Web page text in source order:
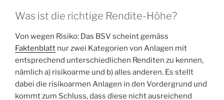
Was ist die richtige Rendite-Höhe?
Von wegen Risiko: Das BSV scheint gemäss
Faktenblatt nur zwei Kategorien von Anlagen mit
entsprechend unterschiedlichen Renditen zu kennen,
nämlich a) risikoarme und b) alles anderen. Es stellt
dabei die risikoarmen Anlagen in den Vordergrund und
kommt zum Schluss, dass diese nicht ausreichend